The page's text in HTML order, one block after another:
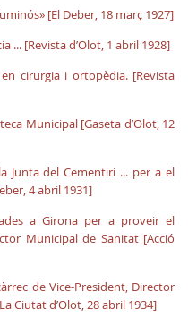
[El Deber, 18 març 1927]
... [Revista d’Olot, 1 abril 1928]
cirurgia i ortopèdia. [Revista
Municipal [Gaseta d’Olot, 12
Junta del Cementiri ... per a el
4 abril 1931]
a Girona per a proveir el
Municipal de Sanitat [Acció
de Vice-President, Director
Ciutat d’Olot, 28 abril 1934]